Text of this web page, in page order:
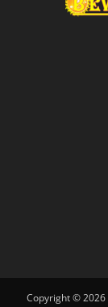
Copyright © 2026